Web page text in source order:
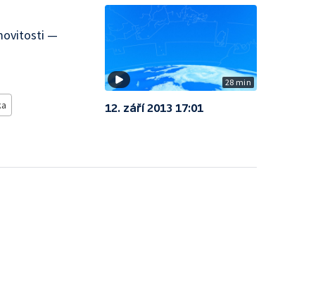
—
28 min
12. září 2013 17:01